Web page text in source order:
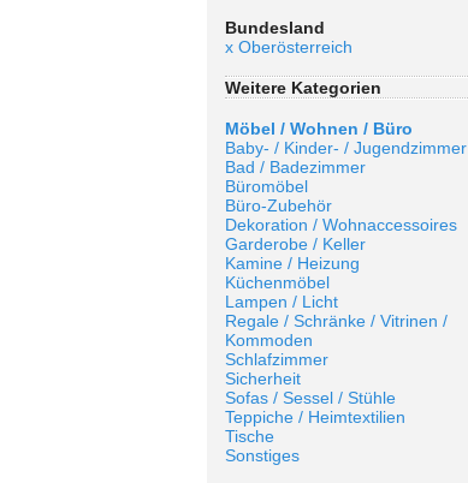
Bundesland
x Oberösterreich
Weitere Kategorien
Möbel / Wohnen / Büro
Baby- / Kinder- / Jugendzimmer
Bad / Badezimmer
Büromöbel
Büro-Zubehör
Dekoration / Wohnaccessoires
Garderobe / Keller
Kamine / Heizung
Küchenmöbel
Lampen / Licht
Regale / Schränke / Vitrinen /
Kommoden
Schlafzimmer
Sicherheit
Sofas / Sessel / Stühle
Teppiche / Heimtextilien
Tische
Sonstiges